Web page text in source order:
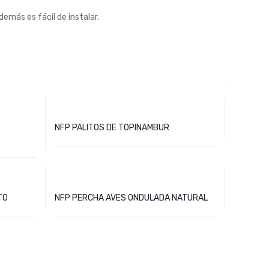
es fácil de instalar.
NFP PALITOS DE TOPINAMBUR
NFP PERCHA AVES ONDULADA NATURAL